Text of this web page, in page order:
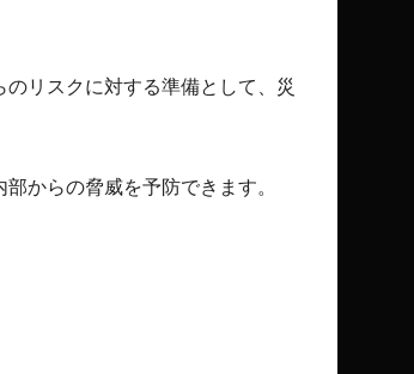
リスクに対する準備として、災
からの脅威を予防できます。